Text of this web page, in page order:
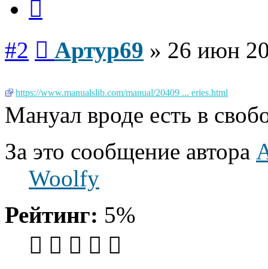
#2 Артур69 » 26 июн
https://www.manualslib.com/manual/20409 ... eries.html
Мануал вроде есть в
За это сообщение автора
Woolfy
Рейтинг: 5%